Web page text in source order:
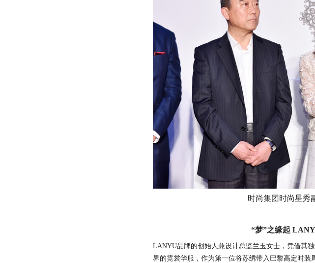
时尚集团时尚星秀
“梦”之缘起
LANYU品牌的创始人兼设计总监兰玉女士，凭借其
界的霓裳华服，作为第一位将苏绣带入巴黎高定时